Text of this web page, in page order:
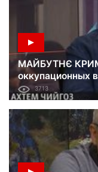
МАЙБУТНЄ
оккупационных
Гость Ахтем
3713